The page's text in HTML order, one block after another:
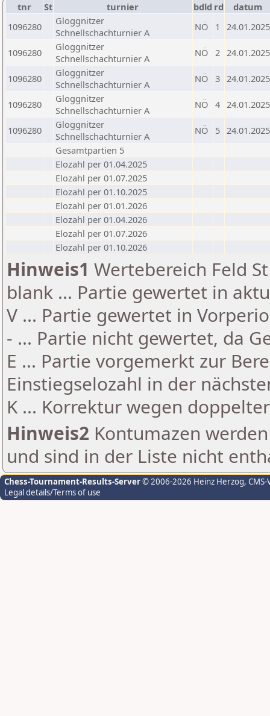
tnr St turnier bdld rd
datum
1096280
Gloggnitzer
Schnellschachturnier A
NÖ 1 24.01.2025
1096280
Gloggnitzer
Schnellschachturnier A
NÖ 2 24.01.2025
1096280
Gloggnitzer
Schnellschachturnier A
NÖ 3 24.01.2025
1096280
Gloggnitzer
Schnellschachturnier A
NÖ 4 24.01.2025
1096280
Gloggnitzer
Schnellschachturnier A
NÖ 5 24.01.2025
Gesamtpartien 5
Elozahl per 01.04.2025
Elozahl per 01.07.2025
Elozahl per 01.10.2025
Elozahl per 01.01.2026
Elozahl per 01.04.2026
Elozahl per 01.07.2026
Elozahl per 01.10.2026
Hinweis1 Wertebereich Feld
blank ... Partie gewertet in
V ... Partie gewertet in
- ... Partie nicht gewertet, da
E ... Partie vorgemerkt zur
Einstiegselozahl in der
K ... Korrektur wegen
Hinweis2 Kontumazen
und sind in der Liste nicht
Chess-Tournament-Results-Server© 2006-2026 Heinz Herzog,
Legal details/Terms of use